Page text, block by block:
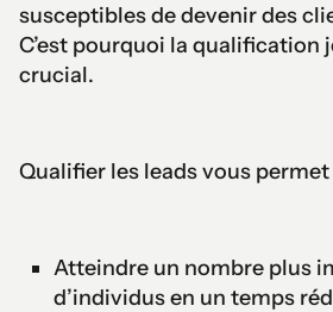
susceptibles de devenir des
C’est pourquoi la qualification
crucial.
Qualifier les leads vous permet
Atteindre un nombre plus
d’individus en un temps